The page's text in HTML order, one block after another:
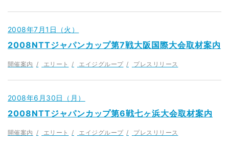
2008年7月1日（火）
2008NTTジャパンカップ第7戦大阪国際大会取材案内
開催案内 エリート エイジグループ プレスリリース
2008年6月30日（月）
2008NTTジャパンカップ第6戦七ヶ浜大会取材案内
開催案内 エリート エイジグループ プレスリリース